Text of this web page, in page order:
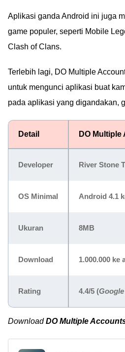
Aplikasi ganda Android ini juga
game populer, seperti Mobile
Clash of Clans.
Terlebih lagi, DO Multiple
untuk mengunci aplikasi buat
pada aplikasi yang digandakan,
Detail DO
Developer River Stone
OS Minimal Android 4.1
Ukuran 8MB
Download 1.000.000 ke
Rating 4.4/5 (
DownloadDO Multiple